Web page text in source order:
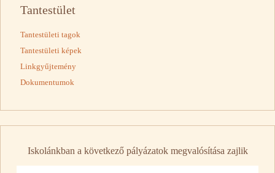
Tantestület
Tantestületi tagok
Tantestületi képek
Linkgyűjtemény
Dokumentumok
Iskolánkban a következő pályázatok megvalósítása zajlik